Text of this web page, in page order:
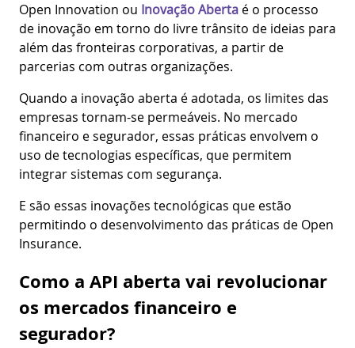
Open Innovation ou Inovação Aberta é o processo
de inovação em torno do livre trânsito de ideias para
além das fronteiras corporativas, a partir de
parcerias com outras organizações.
Quando a inovação aberta é adotada, os limites das
empresas tornam-se permeáveis. No mercado
financeiro e segurador, essas práticas envolvem o
uso de tecnologias específicas, que permitem
integrar sistemas com segurança.
E são essas inovações tecnológicas que estão
permitindo o desenvolvimento das práticas de Open
Insurance.
Como a API aberta vai revolucionar
os mercados financeiro e
segurador?